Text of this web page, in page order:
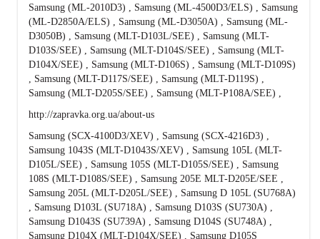
Samsung (ML-2010D3) , Samsung (ML-4500D3/ELS) , Samsung
(ML-D2850A/ELS) , Samsung (ML-D3050A) , Samsung (ML-
D3050B) , Samsung (MLT-D103L/SEE) , Samsung (MLT-
D103S/SEE) , Samsung (MLT-D104S/SEE) , Samsung (MLT-
D104X/SEE) , Samsung (MLT-D106S) , Samsung (MLT-D109S)
, Samsung (MLT-D117S/SEE) , Samsung (MLT-D119S) ,
Samsung (MLT-D205S/SEE) , Samsung (MLT-P108A/SEE) ,
http://zapravka.org.ua/about-us
Samsung (SCX-4100D3/XEV) , Samsung (SCX-4216D3) ,
Samsung 1043S (MLT-D1043S/XEV) , Samsung 105L (MLT-
D105L/SEE) , Samsung 105S (MLT-D105S/SEE) , Samsung
108S (MLT-D108S/SEE) , Samsung 205E MLT-D205E/SEE ,
Samsung 205L (MLT-D205L/SEE) , Samsung D 105L (SU768A)
, Samsung D103L (SU718A) , Samsung D103S (SU730A) ,
Samsung D1043S (SU739A) , Samsung D104S (SU748A) ,
Samsung D104X (MLT-D104X/SEE) , Samsung D105S